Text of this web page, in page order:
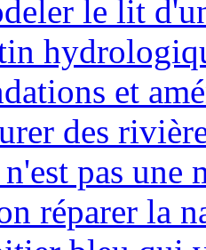
le lit
et
des
pas une
réparer la